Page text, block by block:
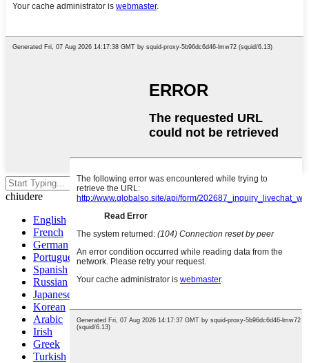
Premi Invio per cercare o ESC per
chiudere
English
French
German
Portuguese
Spanish
Russian
Japanese
Korean
Arabic
Irish
Greek
Turkish